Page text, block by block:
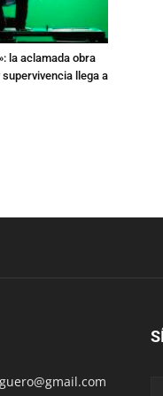
la aclamada obra
llega a